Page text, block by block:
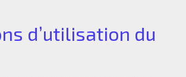
d’utilisation du